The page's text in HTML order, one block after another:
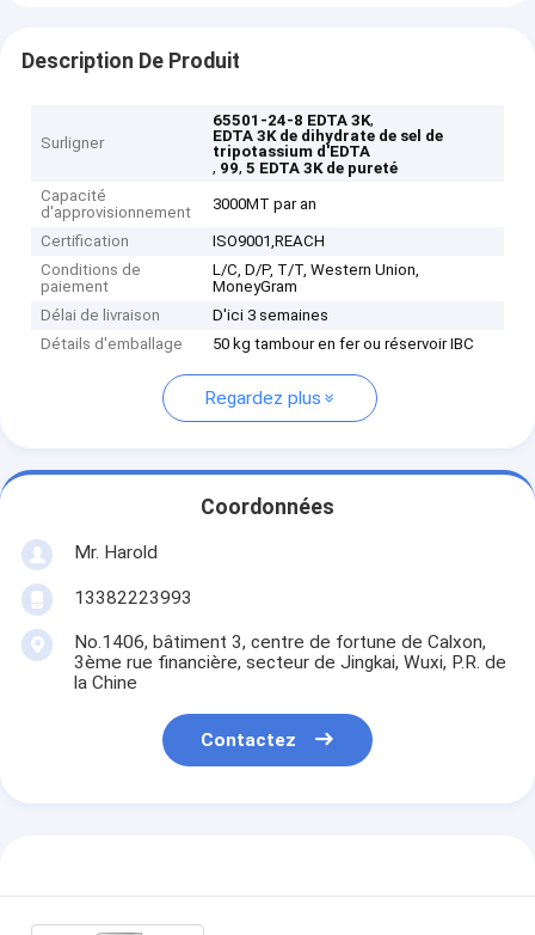
Description De Produit
Surligner
65501-24-8 EDTA 3K,
EDTA 3K de dihydrate de sel de
tripotassium d'EDTA
, 99,5 EDTA 3K de pureté
Capacité
d'approvisionnement
3000MT par an
Certification
ISO9001,REACH
Conditions de
paiement
L/C, D/P, T/T, Western Union,
MoneyGram
Délai de livraison
D'ici 3 semaines
Détails d'emballage
50 kg tambour en fer ou réservoir IBC
Regardez plus
Coordonnées
Mr. Harold
13382223993
No.1406, bâtiment 3, centre de fortune de Calxon,
3ème rue financière, secteur de Jingkai, Wuxi, P.R. de
la Chine
Contactez